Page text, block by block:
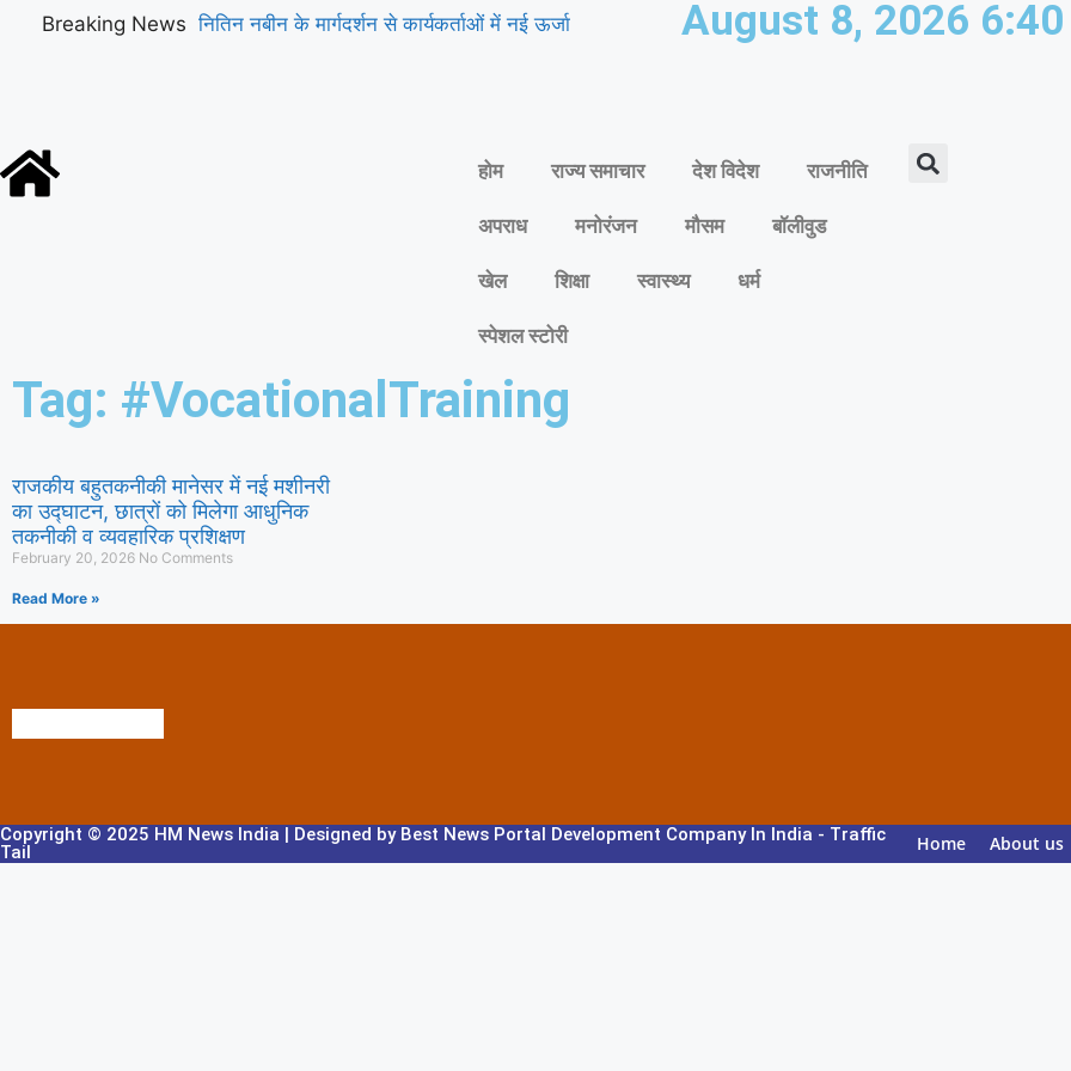
Breaking News नितिन नबीन के मार्गदर्शन से कार्यकर्ताओं में नई ऊर्जा August 8, 2026
होम राज्य समाचार देश विदेश राजनीति
अपराध मनोरंजन मौसम बॉलीवुड
खेल शिक्षा स्वास्थ्य धर्म
स्पेशल स्टोरी
Tag: #VocationalTraining
राजकीय बहुतकनीकी मानेसर में नई मशीनरी
का उद्घाटन, छात्रों को मिलेगा आधुनिक
तकनीकी व व्यवहारिक प्रशिक्षण
February 20, 2026 No Comments
Read More »
Copyright © 2025 HM News India | Designed by Best News Portal Development Company In India - Traffic
Tail
Home About us